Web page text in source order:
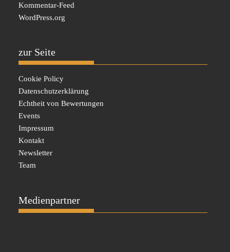
Kommentar-Feed
WordPress.org
zur Seite
Cookie Policy
Datenschutzerklärung
Echtheit von Bewertungen
Events
Impressum
Kontakt
Newsletter
Team
Medienpartner